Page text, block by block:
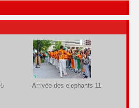
Arrivée des elephants 11